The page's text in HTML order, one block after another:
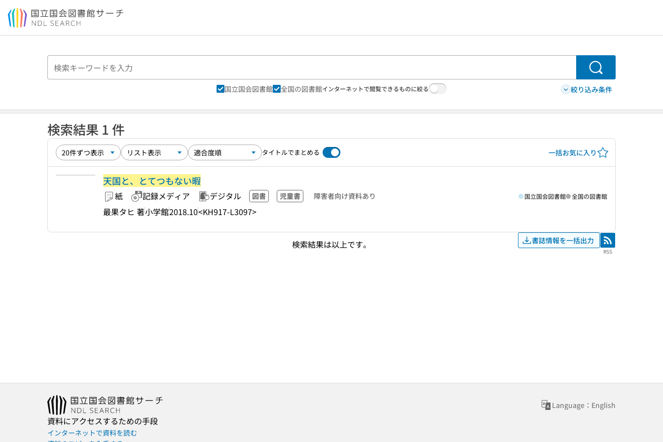
本文へ移動
検索
国立国会図書館 全国の図書館インターネットで閲覧できるものに絞る 絞り込み条件
検索結果 1 件
タイトルでまとめる 一括お気に入り
天国と、とてつもない暇
紙 記録メディア デジタル 図書 児童書 障害者向け資料あり
最果タヒ 著小学館2018.10<KH917-L3097>
国立国会図書館 全国の図書館
検索結果は以上です。 書誌情報を一括出力 RSS
RSS
Language：English
資料にアクセスするための手段
インターネットで資料を読む